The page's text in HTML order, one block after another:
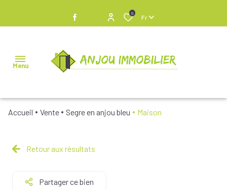
0
Fr
Menu
VENDRE
BIENS
Accueil Vente Segre en anjou bleu Maison
Retour aux résultats
Partager ce bien